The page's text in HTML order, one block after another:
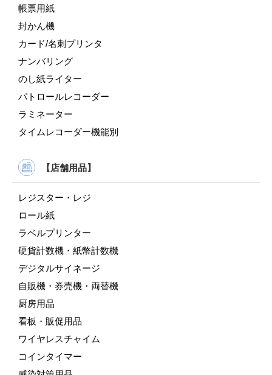
帳票用紙
封かん機
カード/名刺プリンタ
ナンバリング
のし紙ライター
パトロールレコーダー
ラミネーター
タイムレコーダー機能別
【店舗用品】
レジスター・レジ
ロール紙
ラベルプリンター
硬貨計数機・紙幣計数機
デジタルサイネージ
自販機・券売機・両替機
厨房用品
看板・販促用品
ワイヤレスチャイム
コインタイマー